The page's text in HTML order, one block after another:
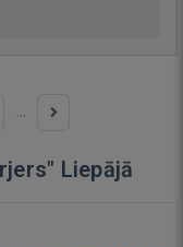
...
Liepājā